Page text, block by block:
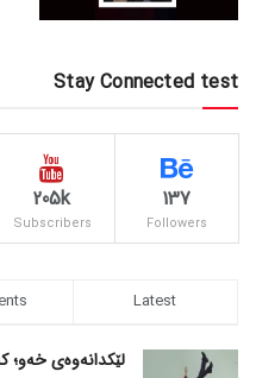
Stay Connected test
137
Followers
205k
Subscribers
Latest
لێکدانەوەی خەو؛